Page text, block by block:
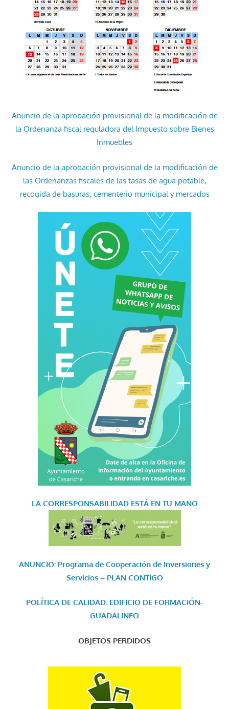
Anuncio de la aprobación provisional de la modificación de
la Ordenanza fiscal reguladora del Impuesto sobre Bienes
Inmuebles
Anuncio de la aprobación provisional de la modificación de
las Ordenanzas fiscales de las tasas de agua potable,
recogida de basuras, cementerio municipal y mercados
LA CORRESPONSABILIDAD ESTÁ EN TU MANO
ANUNCIO: Programa de Cooperación de Inversiones y
Servicios – PLAN CONTIGO
POLÍTICA DE CALIDAD: EDIFICIO DE FORMACIÓN-
GUADALINFO
OBJETOS PERDIDOS